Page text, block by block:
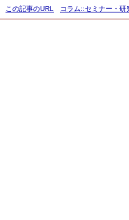
この記事のURL コラム::セミナー・研